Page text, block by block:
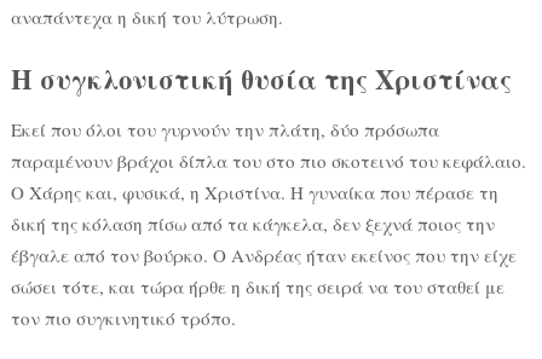
αναπάντεχα η δική του λύτρωση.
Η συγκλονιστική θυσία της Χριστίνας
Εκεί που όλοι του γυρνούν την πλάτη, δύο πρόσωπα
παραμένουν βράχοι δίπλα του στο πιο σκοτεινό του κεφάλαιο.
Ο Χάρης και, φυσικά, η Χριστίνα. Η γυναίκα που πέρασε τη
δική της κόλαση πίσω από τα κάγκελα, δεν ξεχνά ποιος την
έβγαλε από τον βούρκο. Ο Ανδρέας ήταν εκείνος που την είχε
σώσει τότε, και τώρα ήρθε η δική της σειρά να του σταθεί με
τον πιο συγκινητικό τρόπο.